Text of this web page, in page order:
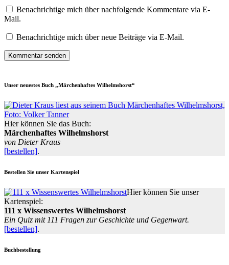
Benachrichtige mich über nachfolgende Kommentare via E-
Mail.
Benachrichtige mich über neue Beiträge via E-Mail.
Unser neuestes Buch „Märchenhaftes Wilhelmshorst“
Hier können Sie das Buch:
Märchenhaftes Wilhelmshorst
von Dieter Kraus
[bestellen].
Bestellen Sie unser Kartenspiel
Hier können Sie unser
Kartenspiel:
111 x Wissenswertes Wilhelmshorst
Ein Quiz mit 111 Fragen zur Geschichte und Gegenwart.
[bestellen].
Buchbestellung